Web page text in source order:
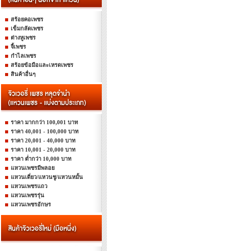
สร้อยคอเพชร
เข็มกลัดเพชร
ต่างหูเพชร
จี้เพชร
กำไลเพชร
สร้อยข้อมือและเหรดเพชร
สินค้าอื่นๆ
ราคา มากกว่า 100,001 บาท
ราคา 40,001 - 100,000 บาท
ราคา 20,001 - 40,000 บาท
ราคา 10,001 - 20,000 บาท
ราคา ต่ำกว่า 10,000 บาท
แหวนเพชรมีพลอย
แหวนเดี่ยว/แหวนชู/แหวนหมั้น
แหวนเพชรแถว
แหวนเพชรรุ่น
แหวนเพชรอักษร